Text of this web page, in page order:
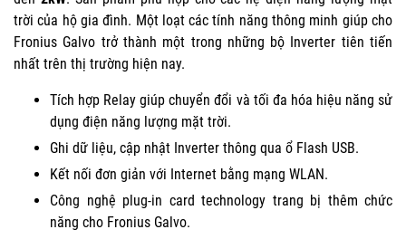
trời của hộ gia đình. Một loạt các tính năng thông minh giúp cho
Fronius Galvo trở thành một trong những bộ Inverter tiên tiến
nhất trên thị trường hiện nay.
Tích hợp Relay giúp chuyển đổi và tối đa hóa hiệu năng sử
dụng điện năng lượng mặt trời.
Ghi dữ liệu, cập nhật Inverter thông qua ổ Flash USB.
Kết nối đơn giản với Internet bằng mạng WLAN.
Công nghệ plug-in card technology trang bị thêm chức
năng cho Fronius Galvo.